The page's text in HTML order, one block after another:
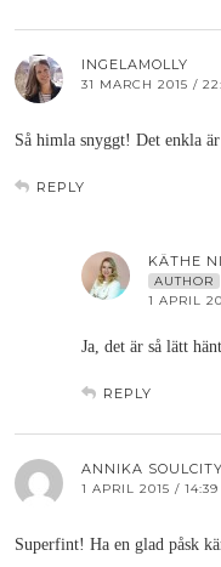
INGELAMOLLY
31 MARCH 2015 /
Så himla snyggt! Det enkla
REPLY
KÄTHE
AUTHOR
1 APRIL
Ja, det är så lätt
REPLY
ANNIKA
1 APRIL 2015 / 14:39
Superfint! Ha en glad påsk